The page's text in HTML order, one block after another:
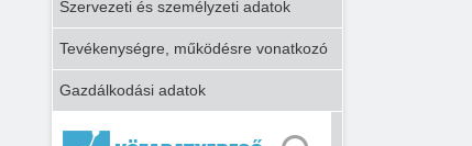
Szervezeti és személyzeti adatok
Tevékenységre, működésre vonatkozó
Gazdálkodási adatok